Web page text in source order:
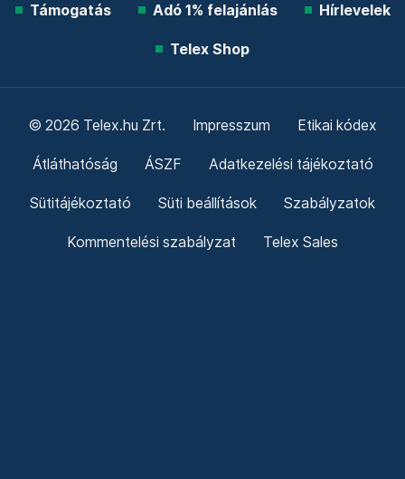
Támogatás Adó 1% felajánlás Hírlevelek
Telex Shop
© 2026 Telex.hu Zrt. Impresszum Etikai kódex
Átláthatóság ÁSZF Adatkezelési tájékoztató
Sütitájékoztató Süti beállítások Szabályzatok
Kommentelési szabályzat Telex Sales